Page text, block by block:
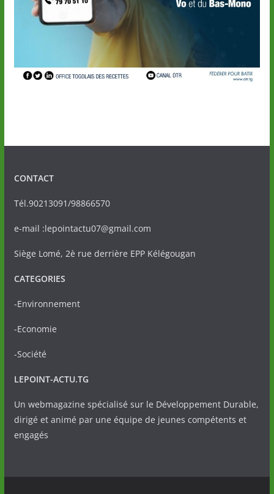
CONTACT
Tél.90213091/98866570
e-mail :lepointactu07@gmail.com
Siège Lomé, 2è rue derrière EPP Kélégougan
CATEGORIES
-Environnement
-Economie
-Société
LEPOINT-ACTU.TG
Un webmagazine spécialisé sur le Développement Durable,
dirigé et animé par une équipe de jeunes compétents et
engagés